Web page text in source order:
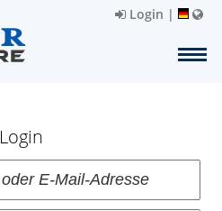
Login |
Login